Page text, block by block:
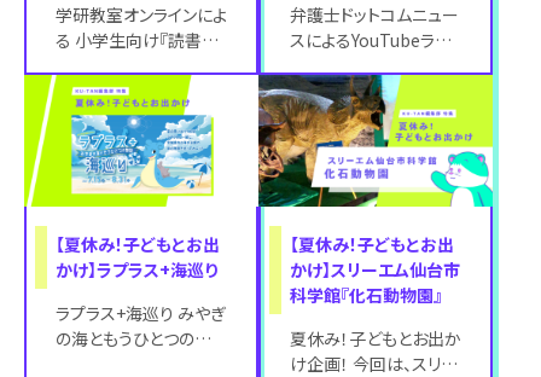
学研教室オンラインによ
る 小学生向け『読書感
夏休みといえば「読書
感想文」。せ
弁護士ドットコムニュー
スによるYouTubeライ
相談」が8月7日
(月)15:0
【夏休み！子どもとお出
かけ】ラプラス+海巡り
ラプラス+海巡り みやぎ
の海ともうひとつの物
【夏休み！子どもとお出
かけ】スリーエム仙台市
科学館『化石動物園』
夏休み！子どもとお出か
け企画！ 今回は、スリー